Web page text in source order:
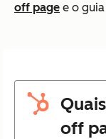
off page e o
off